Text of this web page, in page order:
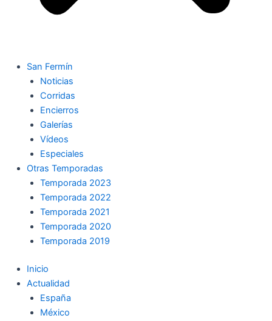
San Fermín
Noticias
Corridas
Encierros
Galerías
Vídeos
Especiales
Otras Temporadas
Temporada 2023
Temporada 2022
Temporada 2021
Temporada 2020
Temporada 2019
Inicio
Actualidad
España
México